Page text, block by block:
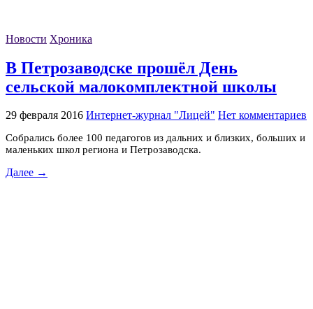
Новости Хроника
В Петрозаводске прошёл День
сельской малокомплектной школы
29 февраля 2016 Интернет-журнал "Лицей" Нет комментариев
Собрались более 100 педагогов из дальних и близких, больших и
маленьких школ региона и Петрозаводска.
Далее →